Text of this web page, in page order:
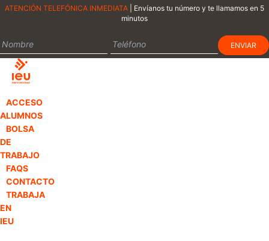
ATENCIÓN TELEFÓNICA INMEDIATA | Envíanos tu número y te llamamos en 5
minutos
ACCESO
ALUMNOS
BOLSA
DE
TRABAJO
FAQS
CONTACTO
TRABAJA
EN
IEU